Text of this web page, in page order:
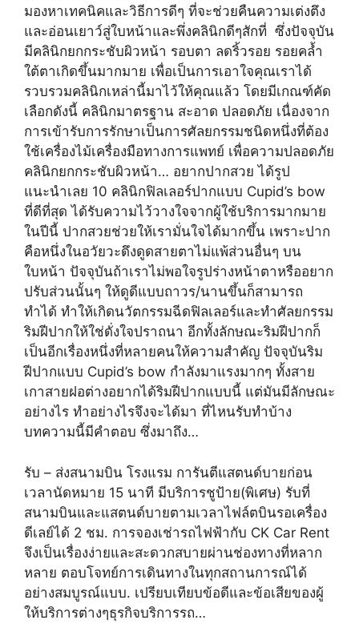
มองหาเทคนิคและวิธีการดีๆ ที่จะช่วยคืนความเต่งตึง
และอ่อนเยาว์สู่ใบหน้าและพึ่งคลินิกดีๆสักที่ ซึ่งปัจจุบัน
มีคลินิกยกกระชับผิวหน้า รอบตา ลดริ้วรอย รอยคล้ำ
ใต้ตาเกิดขึ้นมากมาย เพื่อเป็นการเอาใจคุณเราได้
รวบรวมคลินิกเหล่านี้มาไว้ให้คุณแล้ว โดยมีเกณฑ์คัด
เลือกดังนี้ คลินิกมาตรฐาน สะอาด ปลอดภัย เนื่องจาก
การเข้ารับการรักษาเป็นการศัลยกรรมชนิดหนึ่งที่ต้อง
ใช้เครื่องไม้เครื่องมือทางการแพทย์ เพื่อความปลอดภัย
คลินิกยกกระชับผิวหน้า… อยากปากสวย ได้รูป
แนะนำเลย 10 คลินิกฟิลเลอร์ปากแบบ Cupid’s bow
ที่ดีที่สุด ได้รับความไว้วางใจจากผู้ใช้บริการมากมาย
ในปีนี้ ปากสวยช่วยให้เรามั่นใจได้มากขึ้น เพราะปาก
คือหนึ่งในอวัยวะดึงดูดสายตาไม่แพ้ส่วนอื่นๆ บน
ใบหน้า ปัจจุบันถ้าเราไม่พอใจรูปร่างหน้าตาหรืออยาก
ปรับส่วนนั้นๆ ให้ดูดีแบบถาวร/นานขึ้นก็สามารถ
ทำได้ ทำให้เกิดนวัตกรรมฉีดฟิลเลอร์และทำศัลยกรรม
ริมฝีปากให้ใช่ดั่งใจปราถนา อีกทั้งลักษณะริมฝีปากก็
เป็นอีกเรื่องหนึ่งที่หลายคนให้ความสำคัญ ปัจจุบันริม
ฝีปากแบบ Cupid’s bow กำลังมาแรงมากๆ ทั้งสาย
เกาสายฝอต่างอยากได้ริมฝีปากแบบนี้ แต่มันมีลักษณะ
อย่างไร ทำอย่างไรจึงจะได้มา ที่ไหนรับทำบ้าง
บทความนี้มีคำตอบ ซึ่งมาถึง…
รับ – ส่งสนามบิน โรงแรม การันตีแสตนด์บายก่อน
เวลานัดหมาย 15 นาที มีบริการชูป้าย(พิเศษ) รับที่
สนามบินและแสตนด์บายตามเวลาไฟล์ตบินรอเครื่อง
ดีเลย์ได้ 2 ชม. การจองเช่ารถไฟฟ้ากับ CK Car Rent
จึงเป็นเรื่องง่ายและสะดวกสบายผ่านช่องทางที่หลาก
หลาย ตอบโจทย์การเดินทางในทุกสถานการณ์ได้
อย่างสมบูรณ์แบบ. เปรียบเทียบข้อดีและข้อเสียของผู้
ให้บริการต่างๆธุรกิจบริการรถ…